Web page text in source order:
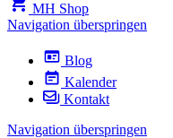
MH Shop
Navigation überspringen
Blog
Kalender
Kontakt
Navigation überspringen